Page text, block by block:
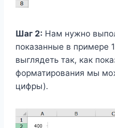
Шаг 2: Нам нужно
показанные в примере
выглядеть так, как
форматирования мы
цифры).